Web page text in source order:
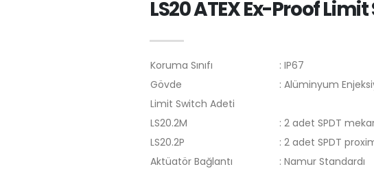
LS20 ATEX Ex-Proof
Koruma Sınıfı
: IP67
Gövde
: Alüminyum
Limit Switch Adeti
LS20.2M
: 2 adet SPDT
LS20.2P
: 2 adet SPDT
Aktüatör Bağlantı
: Namur Standardı